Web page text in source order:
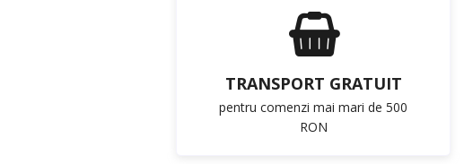
TRANSPORT GRATUIT
pentru comenzi mai mari de 500
RON